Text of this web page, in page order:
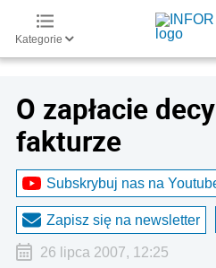
Kategorie
O zapłacie
fakturze
Subskrybuj nas na
Zapisz się na newsletter
26 lipca 2007, 12:25